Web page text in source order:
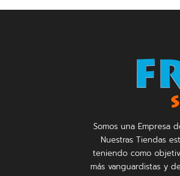
Somos una Empresa
Nuestras Tiendas
teniendo como
más vanguardistas y